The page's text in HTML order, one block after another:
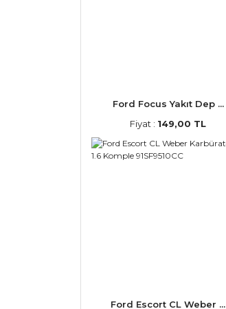
Ford Focus Yakıt Dep ...
Fiyat : 149,00 TL
Ford Escort CL Weber ...